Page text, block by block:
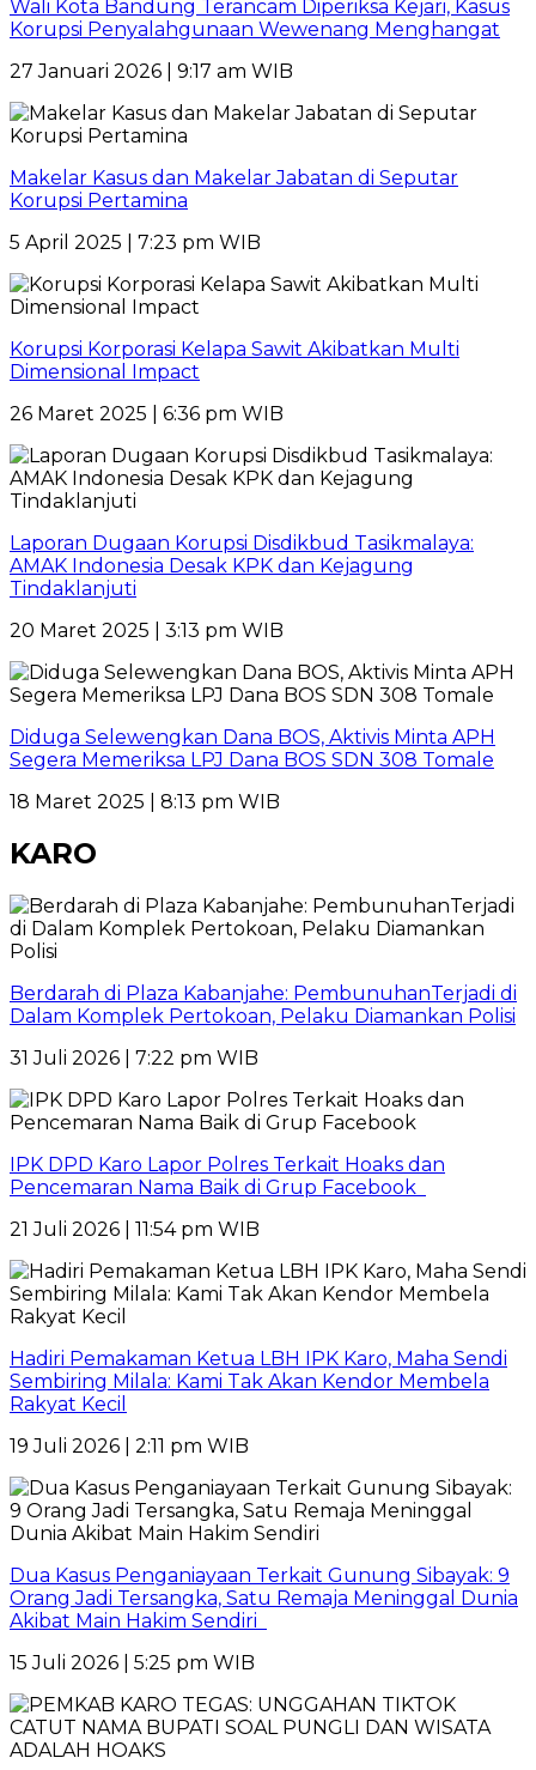
Wali Kota Bandung Terancam Diperiksa Kejari, Kasus
Korupsi Penyalahgunaan Wewenang Menghangat
27 Januari 2026 | 9:17 am WIB
Makelar Kasus dan Makelar Jabatan di Seputar
Korupsi Pertamina
5 April 2025 | 7:23 pm WIB
Korupsi Korporasi Kelapa Sawit Akibatkan Multi
Dimensional Impact
26 Maret 2025 | 6:36 pm WIB
Laporan Dugaan Korupsi Disdikbud Tasikmalaya:
AMAK Indonesia Desak KPK dan Kejagung
Tindaklanjuti
20 Maret 2025 | 3:13 pm WIB
Diduga Selewengkan Dana BOS, Aktivis Minta APH
Segera Memeriksa LPJ Dana BOS SDN 308 Tomale
18 Maret 2025 | 8:13 pm WIB
KARO
Berdarah di Plaza Kabanjahe: PembunuhanTerjadi di
Dalam Komplek Pertokoan, Pelaku Diamankan Polisi
31 Juli 2026 | 7:22 pm WIB
IPK DPD Karo Lapor Polres Terkait Hoaks dan
Pencemaran Nama Baik di Grup Facebook
21 Juli 2026 | 11:54 pm WIB
Hadiri Pemakaman Ketua LBH IPK Karo, Maha Sendi
Sembiring Milala: Kami Tak Akan Kendor Membela
Rakyat Kecil
19 Juli 2026 | 2:11 pm WIB
Dua Kasus Penganiayaan Terkait Gunung Sibayak: 9
Orang Jadi Tersangka, Satu Remaja Meninggal Dunia
Akibat Main Hakim Sendiri
15 Juli 2026 | 5:25 pm WIB